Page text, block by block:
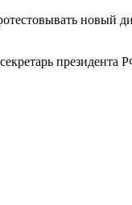
президента